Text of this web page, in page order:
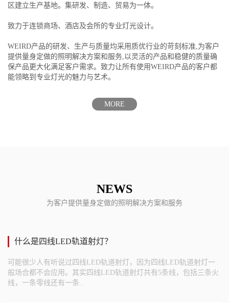
区建立生产基地。集研发、制造、贸易为一体。
致力于连锁商场、酒店及会所的专业灯光设计。
WEIRD产品的研发、生产与质量均采用质优行业的苛刻标准,为客户
提供量身定做的照明解决方案和服务,以灵活的产品和稳健的质量确
保产品更大化满足客户需求。致力让所有使用WEIRD产品的客户都
能领略到专业灯光的魅力与艺术。
MORE
NEWS
为客户提供量身定做的照明解决方案和服务
什么是四线LED轨道射灯？
可能很少人有听说过四线LED轨道射灯，因为四线LED轨道射灯一
般场合都不会应用。其实四线LED轨道射灯共有5条线，包括三条火
线，一条零线还有一条..